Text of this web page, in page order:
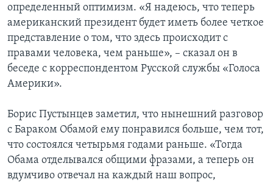
определенный оптимизм. «Я надеюсь, что теперь
американский президент будет иметь более четкое
представление о том, что здесь происходит с
правами человека, чем раньше», – сказал он в
беседе с корреспондентом Русской службы «Голоса
Америки».
Борис Пустынцев заметил, что нынешний разговор
с Бараком Обамой ему понравился больше, чем тот,
что состоялся четырьмя годами раньше. «Тогда
Обама отделывался общими фразами, а теперь он
вдумчиво отвечал на каждый наш вопрос,